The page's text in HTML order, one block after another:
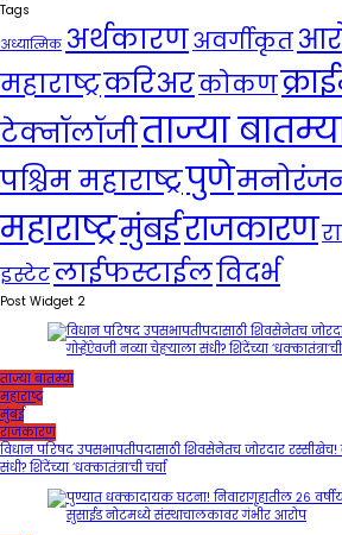
Tags
अध्यात्मिक अर्थकारणअवर्गीकृत
महाराष्ट्रकरिअरकोकण
टेक्नॉलॉजीताज्या
पश्चिम महाराष्ट्रपुणे
महाराष्ट्रमुंबईराजकारण
इस्टेटलाईफस्टाईलविदर्भ
Post Widget 2
ताज्या बातम्या
महाराष्ट्र
मुंबई
राजकारण
विधान परिषद उपसभापतीपदासाठी शिवसेनेतच जोरदार रस्सीखेच!
संधी? शिंदेंच्या ‘धक्कातंत्रा’ची चर्चा